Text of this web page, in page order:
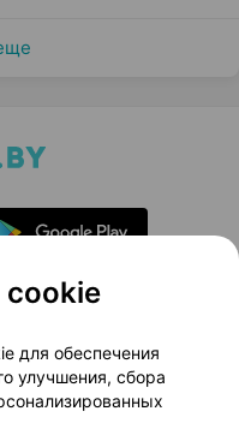
проекта
маркетинг
Доставка
cookie
для обеспечения
улучшения, сбора